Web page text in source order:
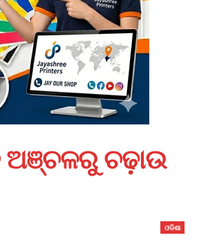
ଅଞ୍ଚଳରୁ ଚଢ଼ାଉ
ଓଡିଶା